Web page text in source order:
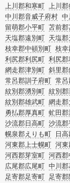
上川郡和寒町 上川郡
中川郡音威子府村 中
留萌郡小平町 苫前郡
天塩郡遠別町 天塩
枝幸郡中頓別町 枝幸
利尻郡利尻町 利尻郡
網走郡津別町 斜里郡
常呂郡訓子府町 常呂
紋別郡湧別町 紋別郡
紋別郡雄武町 網走郡
勇払郡厚真町 虻田郡
沙流郡日高町 沙流郡
幌泉郡えりも町
日
河東郡上士幌町 河東
河西郡芽室町 河西郡
広尾郡広尾町 中川郡
足寄郡足寄町 足寄